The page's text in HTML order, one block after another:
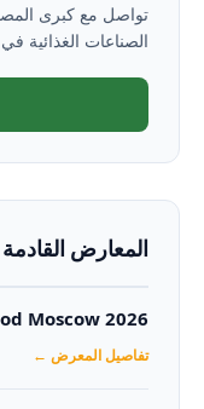
تواصل مع كبرى
الصناعات الغذائية
المعارض القادمة
Moscow 2026
تفاصيل المعرض ←